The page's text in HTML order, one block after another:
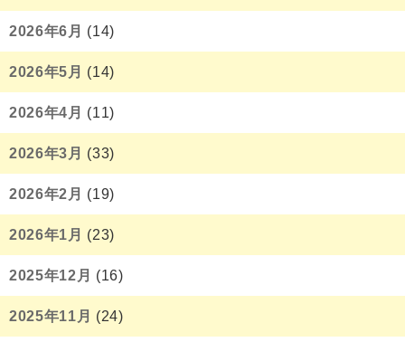
2026年6月 (14)
2026年5月 (14)
2026年4月 (11)
2026年3月 (33)
2026年2月 (19)
2026年1月 (23)
2025年12月 (16)
2025年11月 (24)